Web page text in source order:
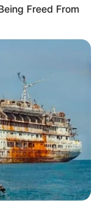
Freed From